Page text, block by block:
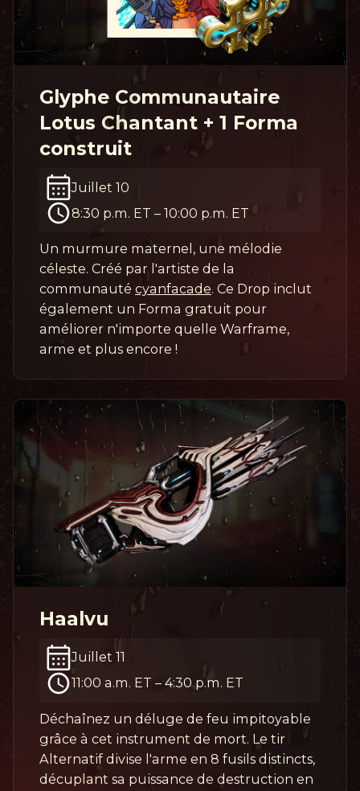
Glyphe Communautaire
Lotus Chantant + 1 Forma
construit
Juillet 10
8:30 p.m. ET – 10:00 p.m. ET
Un murmure maternel, une mélodie
céleste. Créé par l'artiste de la
communauté cyanfacade. Ce Drop inclut
également un Forma gratuit pour
améliorer n'importe quelle Warframe,
arme et plus encore !
Haalvu
Juillet 11
11:00 a.m. ET – 4:30 p.m. ET
Déchaînez un déluge de feu impitoyable
grâce à cet instrument de mort. Le tir
Alternatif divise l'arme en 8 fusils distincts,
décuplant sa puissance de destruction en